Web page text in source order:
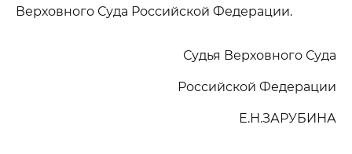
Верховного Суда Российской Федерации.
Судья Верховного Суда
Российской Федерации
Е.Н.ЗАРУБИНА